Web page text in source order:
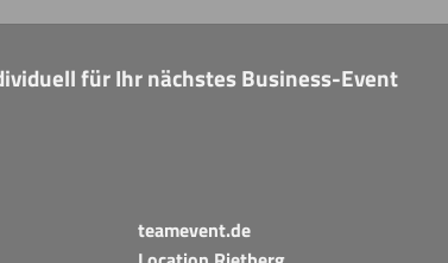
für Ihr nächstes Business-Event
teamevent.de